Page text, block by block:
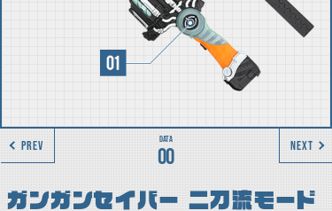
00
PREV NEXT
ガンガンセイバー 二刀流モード